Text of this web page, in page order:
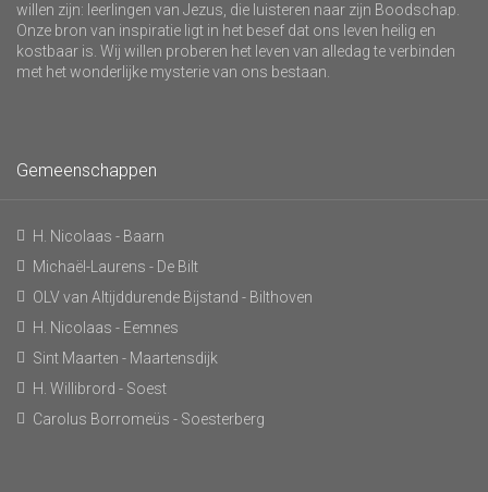
willen zijn: leerlingen van Jezus, die luisteren naar zijn Boodschap.
Onze bron van inspiratie ligt in het besef dat ons leven heilig en
kostbaar is. Wij willen proberen het leven van alledag te verbinden
met het wonderlijke mysterie van ons bestaan.
Gemeenschappen
H. Nicolaas - Baarn
Michaël-Laurens - De Bilt
OLV van Altijddurende Bijstand - Bilthoven
H. Nicolaas - Eemnes
Sint Maarten - Maartensdijk
H. Willibrord - Soest
Carolus Borromeüs - Soesterberg